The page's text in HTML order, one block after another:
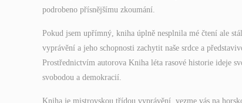
podrobeno přísnějšímu zkoumání.
Pokud jsem upřímný, kniha úplně nesplnila mé čtení ale
vyprávění a jeho schopnosti zachytit naše srdce a
Prostřednictvím autorova Kniha léta rasové historie ideje
svobodou a demokracií.
Kniha je mistrovskou třídou vyprávění, vezme vás na